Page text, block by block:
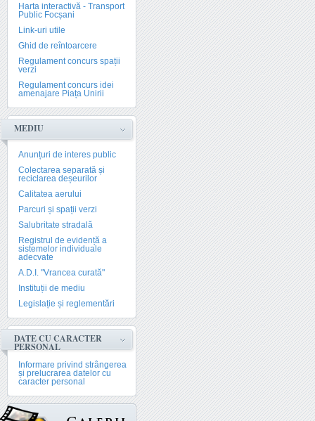
Harta interactivă - Transport
Public Focșani
Link-uri utile
Ghid de reîntoarcere
Regulament concurs spații
verzi
Regulament concurs idei
amenajare Piața Unirii
MEDIU
Anunțuri de interes public
Colectarea separată și
reciclarea deșeurilor
Calitatea aerului
Parcuri și spații verzi
Salubritate stradală
Registrul de evidență a
sistemelor individuale
adecvate
A.D.I. "Vrancea curată"
Instituții de mediu
Legislație și reglementări
DATE CU CARACTER
PERSONAL
Informare privind strângerea
și prelucrarea datelor cu
caracter personal